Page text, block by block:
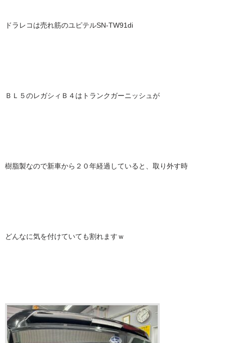
ドラレコは売れ筋のユピテルSN-TW91di
ＢＬ５のレガシィＢ４はトランクガーニッシュが
樹脂製なので新車から２０年経過していると、取り外す時
どんなに気を付けていても割れますｗ